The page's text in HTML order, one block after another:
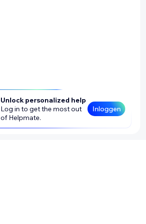
Unlock personalized help
Log in to get the most out
of Helpmate.
Inloggen